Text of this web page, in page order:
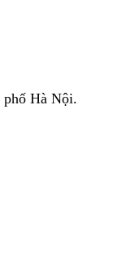
phố Hà Nội.